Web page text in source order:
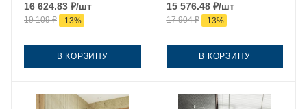
16 624.83 ₽/шт
19 109₽ -13%
В КОРЗИНУ
15 576.48₽/шт
17 904₽ -13%
В КОРЗИНУ